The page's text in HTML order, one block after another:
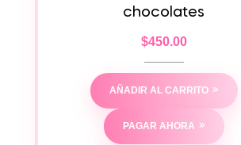
chocolates
$450.00
AÑADIR AL CARRITO
PAGAR AHORA